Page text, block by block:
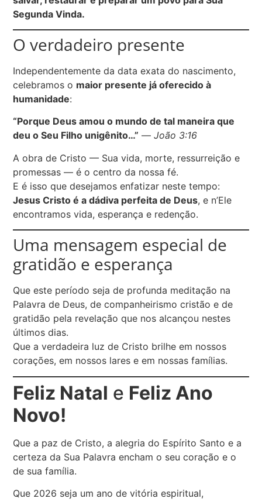
Segunda Vinda.
O verdadeiro presente
Independentemente da data exata do nascimento,
celebramos o maior presente já oferecido à
humanidade:
“Porque Deus amou o mundo de tal maneira que
deu o Seu Filho unigênito…” —João 3:16
A obra de Cristo — Sua vida, morte, ressurreição e
promessas — é o centro da nossa fé.
E é isso que desejamos enfatizar neste tempo:
Jesus Cristo é a dádiva perfeita de Deus, e n’Ele
encontramos vida, esperança e redenção.
Uma mensagem especial de
gratidão e esperança
Que este período seja de profunda meditação na
Palavra de Deus, de companheirismo cristão e de
gratidão pela revelação que nos alcançou nestes
últimos dias.
Que a verdadeira luz de Cristo brilhe em nossos
corações, em nossos lares e em nossas famílias.
Feliz Natal e Feliz Ano
Novo!
Que a paz de Cristo, a alegria do Espírito Santo e a
certeza da Sua Palavra encham o seu coração e o
de sua família.
Que 2026 seja um ano de vitória espiritual,